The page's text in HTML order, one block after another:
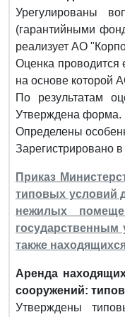
Урегулированы
(гарантийными
реализует АО
Оценка проводится
на основе которой
По результатам
Утверждена форма.
Определены
Зарегистрировано
Приказ
типовых условий
нежилых
также
Аренда
сооружений:
Утверждены